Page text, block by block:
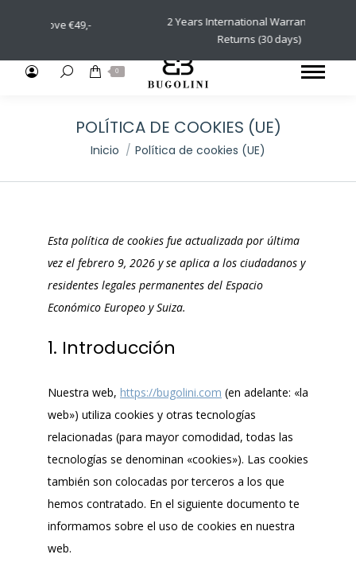
Buscar: 0
POLÍTICA DE COOKIES (UE)
Estás aquí:
Inicio Política de cookies (UE)
Esta política de cookies fue actualizada por última
vez el febrero 9, 2026 y se aplica a los ciudadanos y
residentes legales permanentes del Espacio
Económico Europeo y Suiza.
1. Introducción
Nuestra web, https://bugolini.com (en adelante: «la
web») utiliza cookies y otras tecnologías
relacionadas (para mayor comodidad, todas las
tecnologías se denominan «cookies»). Las cookies
también son colocadas por terceros a los que
hemos contratado. En el siguiente documento te
informamos sobre el uso de cookies en nuestra
web.
€49,-
2 Years International Warranty & Easy
Returns (30 days)